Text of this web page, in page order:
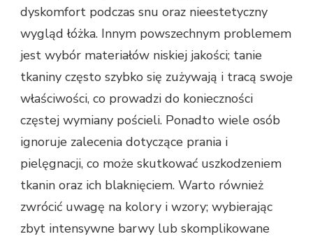
dyskomfort podczas snu oraz nieestetyczny
wygląd łóżka. Innym powszechnym problemem
jest wybór materiałów niskiej jakości; tanie
tkaniny często szybko się zużywają i tracą swoje
właściwości, co prowadzi do konieczności
częstej wymiany pościeli. Ponadto wiele osób
ignoruje zalecenia dotyczące prania i
pielęgnacji, co może skutkować uszkodzeniem
tkanin oraz ich blaknięciem. Warto również
zwrócić uwagę na kolory i wzory; wybierając
zbyt intensywne barwy lub skomplikowane